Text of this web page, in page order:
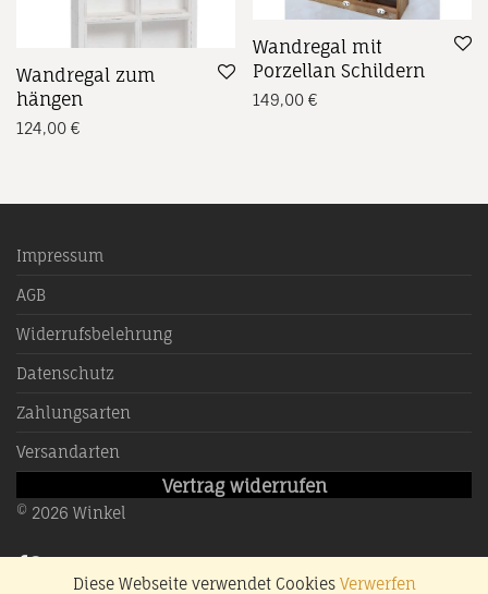
Diese Webseite verwendet Cookies Verwerfen
Wandregal zum
hängen
124,00 €
Wandregal mit
Porzellan Schildern
149,00 €
Impressum
AGB
Widerrufsbelehrung
Datenschutz
Zahlungsarten
Versandarten
Vertrag widerrufen
© 2026 Winkel